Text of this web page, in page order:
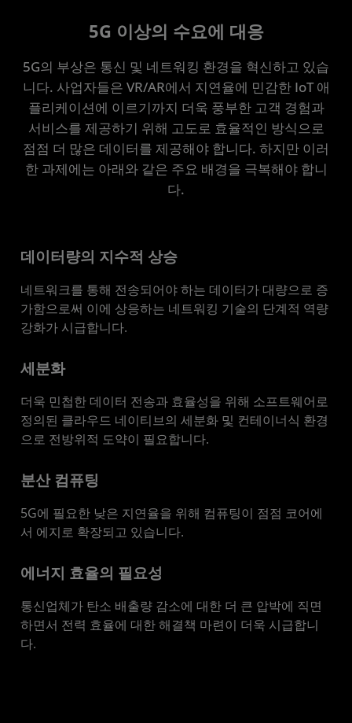
포트폴리오
보안
사례 연구
리소스
5G 이상의 수요에 대응
5G의 부상은 통신 및 네트워킹 환경을 혁신하고 있습
니다. 사업자들은 VR/AR에서 지연율에 민감한 IoT 애
플리케이션에 이르기까지 더욱 풍부한 고객 경험과
서비스를 제공하기 위해 고도로 효율적인 방식으로
점점 더 많은 데이터를 제공해야 합니다. 하지만 이러
한 과제에는 아래와 같은 주요 배경을 극복해야 합니
다.
데이터량의 지수적 상승
네트워크를 통해 전송되어야 하는 데이터가 대량으로 증
가함으로써 이에 상응하는 네트워킹 기술의 단계적 역량
강화가 시급합니다.
세분화
더욱 민첩한 데이터 전송과 효율성을 위해 소프트웨어로
정의된 클라우드 네이티브의 세분화 및 컨테이너식 환경
으로 전방위적 도약이 필요합니다.
분산 컴퓨팅
5G에 필요한 낮은 지연율을 위해 컴퓨팅이 점점 코어에
서 에지로 확장되고 있습니다.
에너지 효율의 필요성
통신업체가 탄소 배출량 감소에 대한 더 큰 압박에 직면
하면서 전력 효율에 대한 해결책 마련이 더욱 시급합니
다.